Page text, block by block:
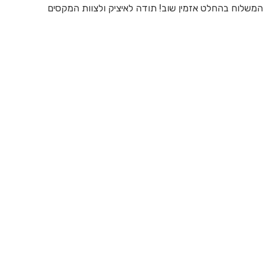
המשלוח בהחלט אזמין שוב! תודה לאיציק ולצוות המקסים